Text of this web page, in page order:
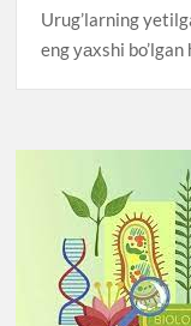
Urug’larning
eng уахshi